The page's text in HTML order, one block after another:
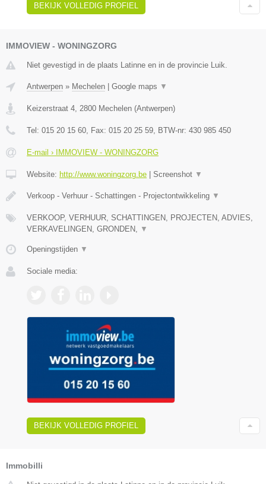
BEKIJK VOLLEDIG PROFIEL
IMMOVIEW - WONINGZORG
Niet gevestigd in de plaats Latinne en in de provincie Luik.
Antwerpen » Mechelen | Google maps ▼
Keizerstraat 4 2800 Mechelen (Antwerpen)
Tel: 015 20 15 60 , Fax: 015 20 25 59 , BTW-nr: 430 985 450
E-mail › IMMOVIEW - WONINGZORG
Website: http://www.woningzorg.be | Screenshot ▼
Verkoop - Verhuur - Schattingen - Projectontwikkeling ▼
VERKOOP, VERHUUR, SCHATTINGEN, PROJECTEN, ADVIES,
VERKAVELINGEN, GRONDEN,
▼
Openingstijden ▼
Sociale media:
BEKIJK VOLLEDIG PROFIEL
Immobilli